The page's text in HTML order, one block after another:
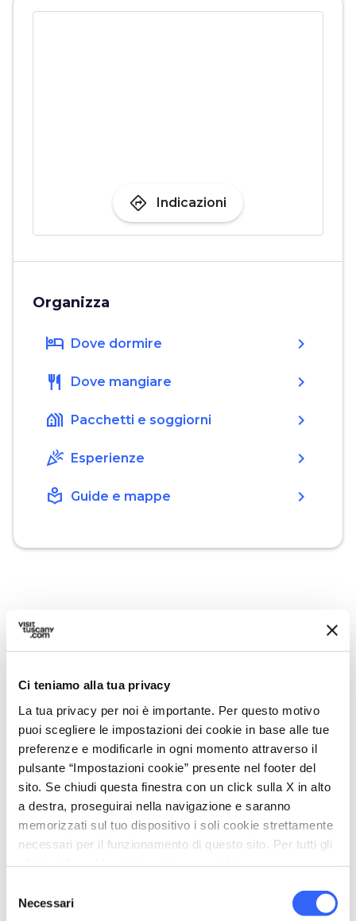
Ci teniamo alla tua privacy
La tua privacy per noi è importante. Per questo motivo
puoi scegliere le impostazioni dei cookie in base alle tue
preferenze e modificarle in ogni momento attraverso il
pulsante “Impostazioni cookie” presente nel footer del
sito. Se chiudi questa finestra con un click sulla X in alto
a destra, proseguirai nella navigazione e saranno
memorizzati sul tuo dispositivo i soli cookie strettamente
necessari per il funzionamento di questo sito. Per tutti gli
delNecessari
directions Indicazioni
Organizza
hotel Dove dormire chevron_right
restaurant Dove mangiare chevron_right
holiday_village Pacchetti e soggiorni chevron_right
celebration Esperienze chevron_right
local_library Guide e mappe chevron_right
eventi e suggerimenti per il tuo viaggio
Attrazioni map Vedi su mappa
photo_camera
favorite_border